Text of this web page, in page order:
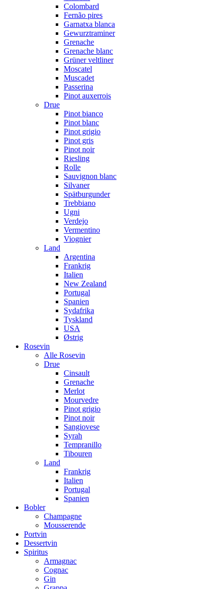
Colombard
Fernão pires
Garnatxa blanca
Gewurztraminer
Grenache
Grenache blanc
Grüner veltliner
Moscatel
Muscadet
Passerina
Pinot auxerrois
Drue
Pinot bianco
Pinot blanc
Pinot grigio
Pinot gris
Pinot noir
Riesling
Rolle
Sauvignon blanc
Silvaner
Spätburgunder
Trebbiano
Ugni
Verdejo
Vermentino
Viognier
Land
Argentina
Frankrig
Italien
New Zealand
Portugal
Spanien
Sydafrika
Tyskland
USA
Østrig
Rosevin
Alle Rosevin
Drue
Cinsault
Grenache
Merlot
Mourvedre
Pinot grigio
Pinot noir
Sangiovese
Syrah
Tempranillo
Tibouren
Land
Frankrig
Italien
Portugal
Spanien
Bobler
Champagne
Mousserende
Portvin
Dessertvin
Spiritus
Armagnac
Cognac
Gin